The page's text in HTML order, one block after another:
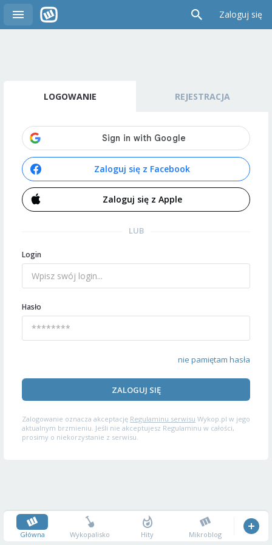
Zaloguj się
LOGOWANIE REJESTRACJA
Zaloguj się z Facebook
Zaloguj się z Apple
LUB
Login
Hasło
nie pamiętam hasła
ZALOGUJ SIĘ
Zalogowanie oznacza akceptację Regulaminu serwisu Wykop.pl w jego
aktualnym brzmieniu. Jeśli nie akceptujesz Regulaminu w całości,
prosimy o niekorzystanie z serwisu.
Główna Wykopalisko Hity Mikroblog